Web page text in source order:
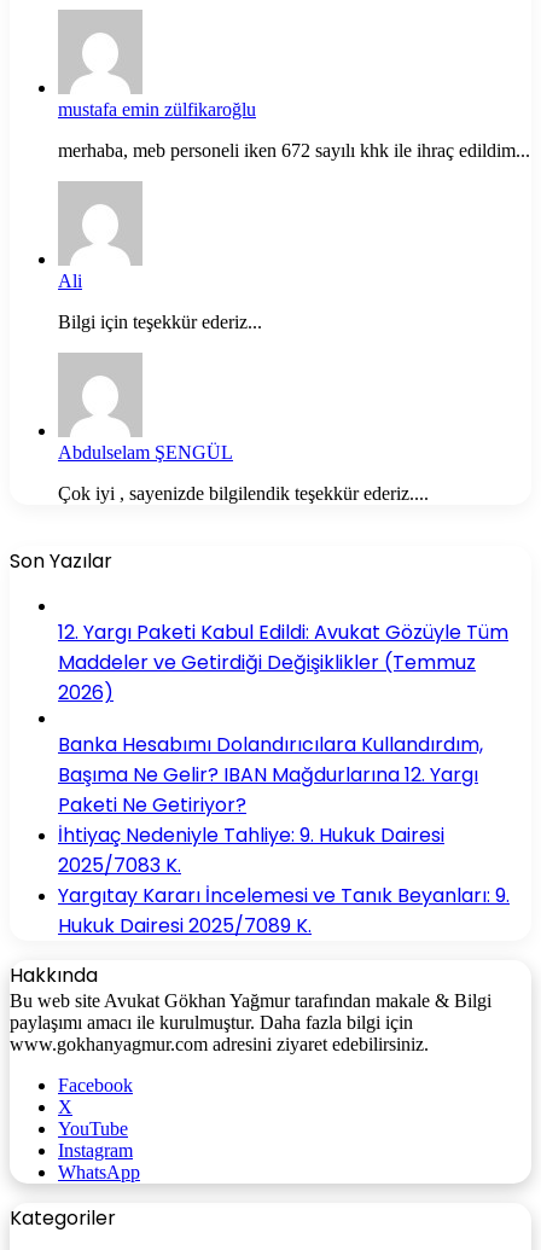
mustafa emin zülfikaroğlu
merhaba, meb personeli iken 672 sayılı khk ile ihraç edildim...
Ali
Bilgi için teşekkür ederiz...
Abdulselam ŞENGÜL
Çok iyi , sayenizde bilgilendik teşekkür ederiz....
Son Yazılar
12. Yargı Paketi Kabul Edildi: Avukat Gözüyle Tüm
Maddeler ve Getirdiği Değişiklikler (Temmuz
2026)
Banka Hesabımı Dolandırıcılara Kullandırdım,
Başıma Ne Gelir? IBAN Mağdurlarına 12. Yargı
Paketi Ne Getiriyor?
İhtiyaç Nedeniyle Tahliye: 9. Hukuk Dairesi
2025/7083 K.
Yargıtay Kararı İncelemesi ve Tanık Beyanları: 9.
Hukuk Dairesi 2025/7089 K.
Hakkında
Bu web site Avukat Gökhan Yağmur tarafından makale & Bilgi
paylaşımı amacı ile kurulmuştur. Daha fazla bilgi için
www.gokhanyagmur.com adresini ziyaret edebilirsiniz.
Facebook
X
YouTube
Instagram
WhatsApp
Kategoriler